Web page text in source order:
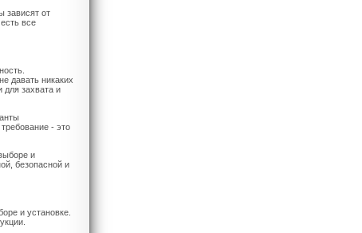
зависят от
все
давать никаких
захвата и
- это
и
безопасной и
и установке.